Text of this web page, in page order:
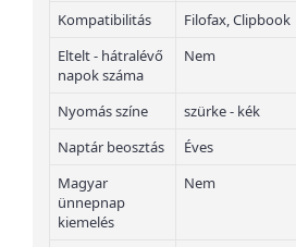
Kompatibilitás
Filofax, Clipbook
Eltelt - hátralévő
napok száma
Nem
Nyomás színe
szürke - kék
Naptár beosztás
Éves
Magyar
ünnepnap
kiemelés
Nem